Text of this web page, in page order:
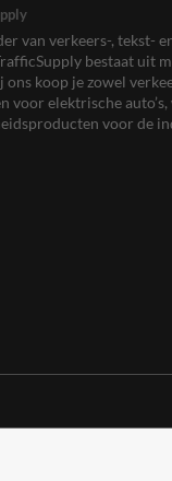
van verkeers-, tekst-
bestaat uit
ons koop je zowel
voor elektrische
voor de